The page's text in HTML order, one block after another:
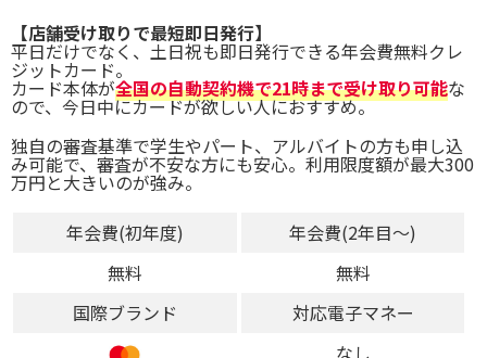
【店舗受け取りで最短即日発行】
平日だけでなく、土日祝も即日発行できる年会費無料クレ
ジットカード。
カード本体が全国の自動契約機で21時まで受け取り可能な
ので、今日中にカードが欲しい人におすすめ。
独自の審査基準で学生やパート、アルバイトの方も申し込
み可能で、審査が不安な方にも安心。利用限度額が最大300
万円と大きいのが強み。
年会費(初年度)
無料
年会費(2年目～)
無料
国際ブランド
対応電子マネー
なし